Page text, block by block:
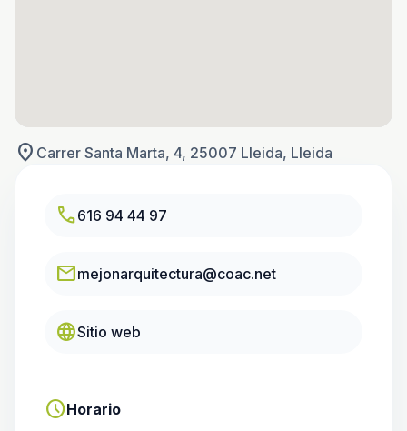
location_on Carrer Santa Marta, 4, 25007 Lleida, Lleida
call616 94 44 97
emailmejonarquitectura@coac.net
languageSitio web
scheduleHorario